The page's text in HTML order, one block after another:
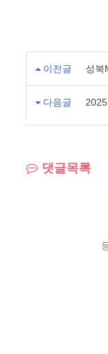
이전글
성북
다음글
댓글목록